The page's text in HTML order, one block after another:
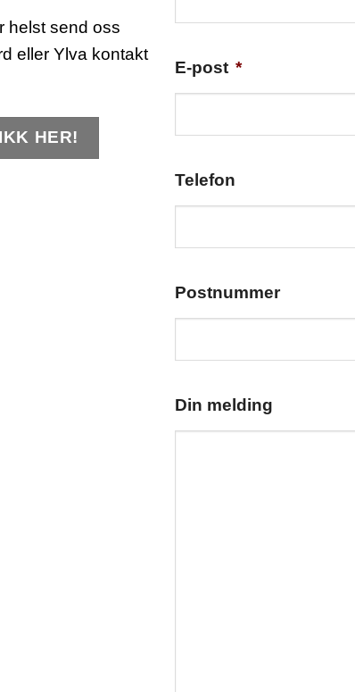
helst send oss
eller Ylva kontakt
HER!
E-post *
Telefon
Postnummer
Din melding